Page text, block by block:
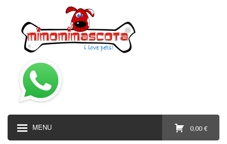
MENU 0,00 €